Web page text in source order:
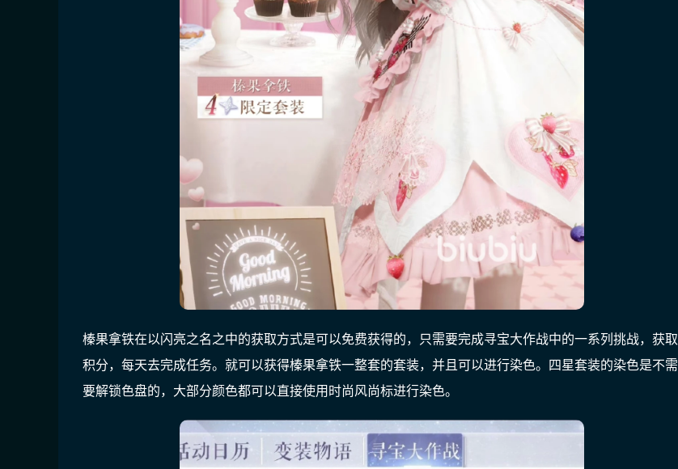
榛果拿铁在以闪亮之名之中的获取方式是可以免费获得的，只需要完成寻宝大作战中的一系列挑战，获取
积分，每天去完成任务。就可以获得榛果拿铁一整套的套装，并且可以进行染色。四星套装的染色是不需
要解锁色盘的，大部分颜色都可以直接使用时尚风尚标进行染色。